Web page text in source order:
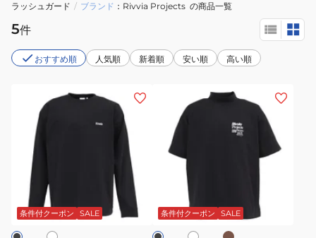
ラッシュガード / ブランド Rivvia Projects の商品一覧
5件
おすすめ順 人気順 新着順 安い順 高い順
ガ
ー
条件付クーポン SALE
ガ
ー
条件付クーポン SALE
ブ
ラ
ッ
ホ
ワ
イ
ト
ウ